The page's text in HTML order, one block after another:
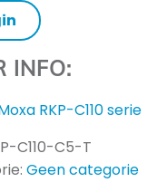
INFO:
RKP-C110 serie
C110-C5-T
Geen categorie